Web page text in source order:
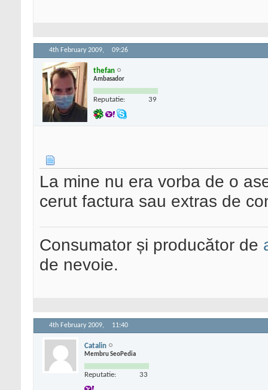
4th February 2009, 09:26
thefan
Ambasador
Reputatie: 39
La mine nu era vorba de o
cerut factura sau extras de
Consumator și producător de
de nevoie.
4th February 2009, 11:40
Catalin
Membru SeoPedia
Reputatie: 33